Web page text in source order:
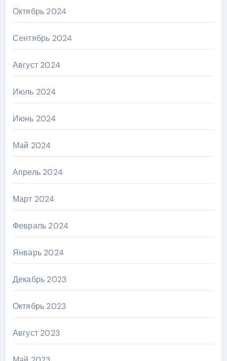
Октябрь 2024
Сентябрь 2024
Август 2024
Июль 2024
Июнь 2024
Май 2024
Апрель 2024
Март 2024
Февраль 2024
Январь 2024
Декабрь 2023
Октябрь 2023
Август 2023